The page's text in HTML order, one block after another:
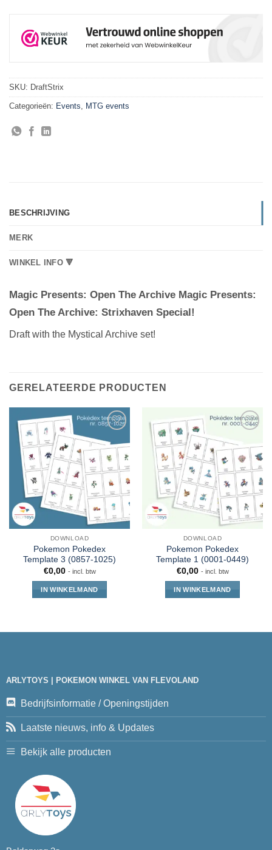
SKU: DraftStrix
Categorieën: Events MTG events
BESCHRIJVING
MERK
WINKEL INFO 🔻
Magic Presents: Open The Archive Magic Presents:
Open The Archive: Strixhaven Special!
Draft with the Mystical Archive set!
GERELATEERDE PRODUCTEN
DOWNLOAD
Pokemon Pokedex
Template 3 (0857-1025)
€0,00 - incl. btw
IN WINKELMAND
DOWNLOAD
Pokemon Pokedex
Template 1 (0001-0449)
€0,00 - incl. btw
IN WINKELMAND
ARLYTOYS | POKEMON WINKEL VAN FLEVOLAND
Bedrijfsinformatie / Openingstijden
Laatste nieuws, info & Updates
Bekijk alle producten